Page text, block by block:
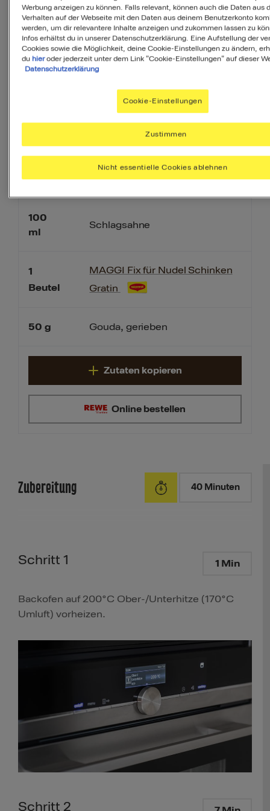
125 g
50 g
Bund
ml
100
ml
1
Beutel
50 g
gekochter Schinken
Tomaten
Wasser
Schlagsahne
MAGGI Fix für Nudel Schinken
Gratin
Gouda, gerieben
Online bestellen
Zutaten kopieren
Zubereitung 40 Minuten
Schritt 1 1 Min
Backofen auf 200°C Ober-/Unterhitze (170°C
Umluft) vorheizen.
Schritt 2
Werbung anzeigen zu können. Falls relevant, können auch die Daten aus
Verhalten auf der Webseite mit den Daten aus deinem Benutzerkonto
werden, um dir relevantere Inhalte anzeigen und zukommen lassen zu
Infos erhältst du in unserer Datenschutzerklärung. Eine Aufstellung der
Cookies sowie die Möglichkeit, deine Cookie-Einstellungen zu ändern,
du hieroder jederzeit unter dem Link "Cookie-Einstellungen" auf dieser
Datenschutzerklärung
Cookie-Einstellungen
Nicht essentielle Cookies ablehnen
Zustimmen